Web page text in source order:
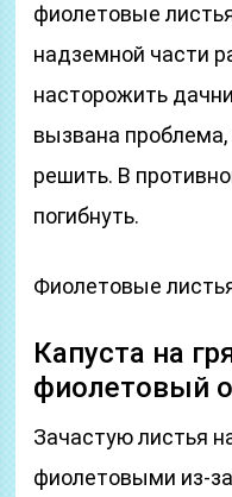
фиолетовые
надземной части
насторожить
вызвана
решить. В
погибнуть.
Фиолетовые
Капуста на
фиолетовый
Зачастую листья
фиолетовыми из-